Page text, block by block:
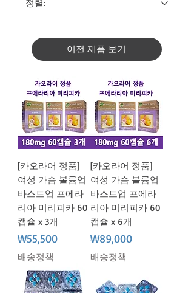
이전 제품 보기
[카오라어 정품]
여성 가슴 볼륨업
바스트업 프에라
리아 미리피카 60
캡슐 x 3개
가격
₩55,500
배송정책
[카오라어 정품]
여성 가슴 볼륨업
바스트업 프에라
리아 미리피카 60
캡슐 x 6개
가격
₩89,000
배송정책